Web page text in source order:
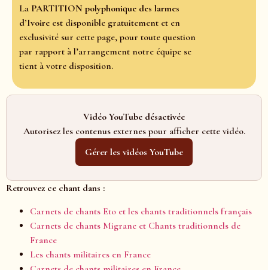
La PARTITION polyphonique des larmes
d’Ivoire est disponible gratuitement et en
exclusivité sur cette page, pour toute question
par rapport à l’arrangement notre équipe se
tient à votre disposition.
Vidéo YouTube désactivée
Autorisez les contenus externes pour afficher cette vidéo.
Gérer les vidéos YouTube
Retrouvez ce chant dans :
Carnets de chants Eto et les chants traditionnels français
Carnets de chants Migrane et Chants traditionnels de
France
Les chants militaires en France